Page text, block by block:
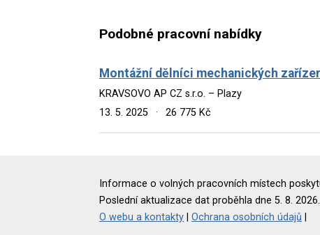
Podobné pracovní nabídky
Montážní dělníci mechanických
KRAVSOVO AP CZ s.r.o. – Plazy
13. 5. 2025
· 26 775 Kč
Informace o volných pracovních místech
Poslední aktualizace dat proběhla dne 5. 8. 2026.
O webu a kontakty
Ochrana osobních údajů